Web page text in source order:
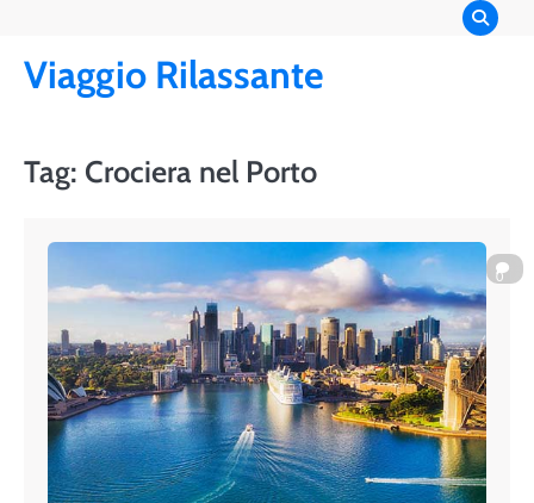
content
Viaggio Rilassante
Tag: Crociera nel Porto
0